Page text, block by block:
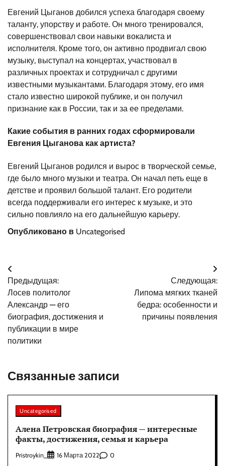
Евгений Цыганов добился успеха благодаря своему
таланту, упорству и работе. Он много тренировался,
совершенствовал свои навыки вокалиста и
исполнителя. Кроме того, он активно продвигал свою
музыку, выступал на концертах, участвовал в
различных проектах и сотрудничал с другими
известными музыкантами. Благодаря этому, его имя
стало известно широкой публике, и он получил
признание как в России, так и за ее пределами.
Какие события в ранних годах сформировали
Евгения Цыганова как артиста?
Евгений Цыганов родился и вырос в творческой семье,
где было много музыки и театра. Он начал петь еще в
детстве и проявил большой талант. Его родители
всегда поддерживали его интерес к музыке, и это
сильно повлияло на его дальнейшую карьеру.
Опубликовано в Uncategorised
Навигация
по
записям
Предыдущая:
Лосев политолог
Александр — его
биография, достижения и
публикации в мире
политики
Следующая:
Липома мягких тканей
бедра: особенности и
причины появления
Связанные записи
Uncategorised
Алена Петровская биография — интересные
факты, достижения, семья и карьера
Pristroykin_ 16 Марта 2022 0